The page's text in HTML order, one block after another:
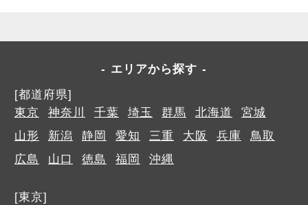
エリアから探す
[都道府県]
東京
神奈川 千葉 埼玉 群馬 北海道
宮城
山形
新潟 静岡 愛知 三重 大阪 兵庫
鳥取
広島
山口 徳島 福岡 沖縄
[東京]